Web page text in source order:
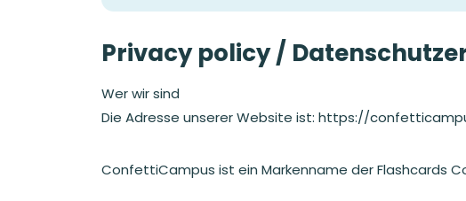
Privacy policy /
Wer wir sind
Die Adresse unserer Website ist: https://
ConfettiCampus ist ein Markenname der Flashcards